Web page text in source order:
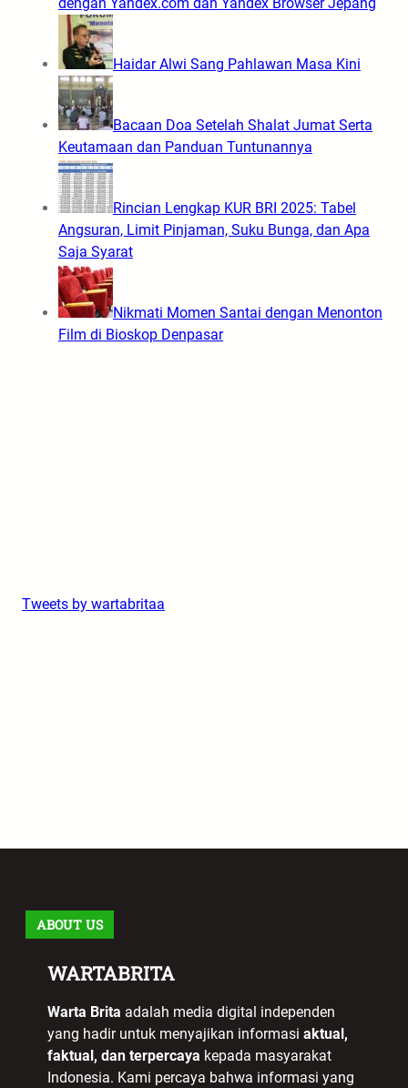
Haidar Alwi Sang Pahlawan Masa Kini
Bacaan Doa Setelah Shalat Jumat Serta
Keutamaan dan Panduan Tuntunannya
Rincian Lengkap KUR BRI 2025: Tabel
Angsuran, Limit Pinjaman, Suku Bunga, dan Apa
Saja Syarat
Nikmati Momen Santai dengan Menonton
Film di Bioskop Denpasar
Tweets by wartabritaa
ABOUT US
WARTABRITA
Warta Brita adalah media digital independen
yang hadir untuk menyajikan informasi aktual,
faktual, dan terpercaya kepada masyarakat
Indonesia. Kami percaya bahwa informasi yang